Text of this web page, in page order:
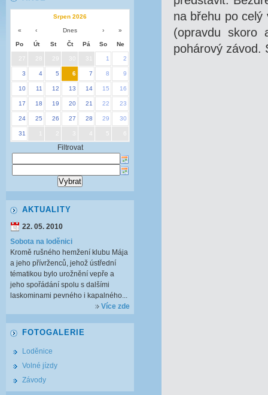
na břehu po celý
(opravdu skoro
pohárový závod.
Srpen 2026
« ‹ Dnes › »
Po Út St Čt Pá So Ne
27 29 30 31 1 2
3 4 5 6 7 8 9
10 11 12 13 14 15 16
17 18 19 20 21 22 23
24 25 26 27 28 29 30
31 3 5
Filtrovat
AKTUALITY
22. 05. 2010
Sobota na loděnici
Kromě rušného hemžení klubu Mája
a jeho přívrženců, jehož ústřední
tématikou bylo urožnění vepře a
jeho spořádání spolu s dalšími
laskominami pevného i kapalného...
Více zde
FOTOGALERIE
Loděnice
Volné jízdy
Závody